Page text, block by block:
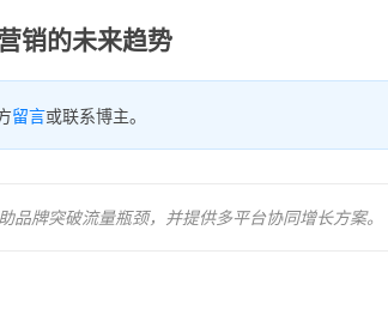
销的未来趋势
留言或联系博主。
牌突破流量瓶颈，并提供多平台协同增长方案。